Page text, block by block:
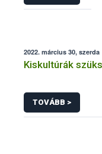
2022. március 30, szerda
Kiskultúrák
TOVÁBB >